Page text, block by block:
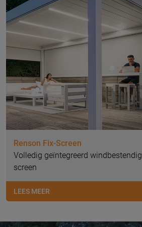
Renson Fix-Screen
Volledig geïntegreerd windbestendig
screen
LEES MEER